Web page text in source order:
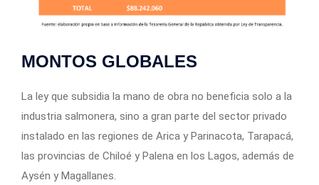
MONTOS GLOBALES
La ley que subsidia la mano de obra no beneficia solo a la
industria salmonera, sino a gran parte del sector privado
instalado en las regiones de Arica y Parinacota, Tarapacá,
las provincias de Chiloé y Palena en los Lagos, además de
Aysén y Magallanes.